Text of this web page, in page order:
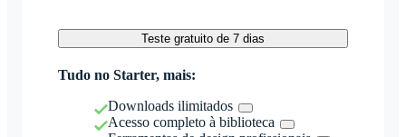
Teste gratuito de 7 dias
Tudo no Starter, mais:
Downloads ilimitados
Acesso completo à biblioteca